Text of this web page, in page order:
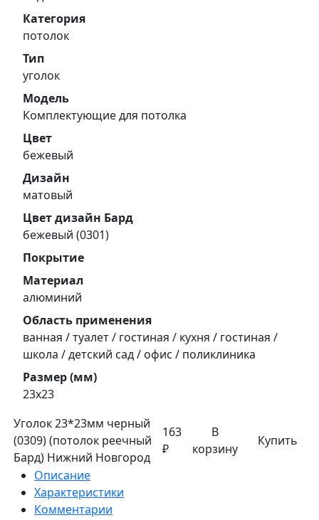
Категория
потолок
Тип
уголок
Модель
Комплектующие для потолка
Цвет
бежевый
Дизайн
матовый
Цвет дизайн Бард
бежевый (0301)
Покрытие
Материал
алюминий
Область применения
ванная / туалет / гостиная / кухня / гостиная /
школа / детский сад / офис / поликлиника
Размер (мм)
23х23
Уголок 23*23мм черный
(0309) (потолок реечный
Бард) Нижний Новгород
163
₽
В
корзину
Купить
Описание
Характеристики
Комментарии